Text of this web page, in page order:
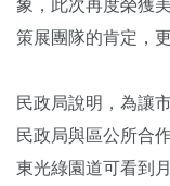
象，此次再度榮獲
策展團隊的肯定，
民政局說明，為讓
民政局與區公所合
東光綠園道可看到